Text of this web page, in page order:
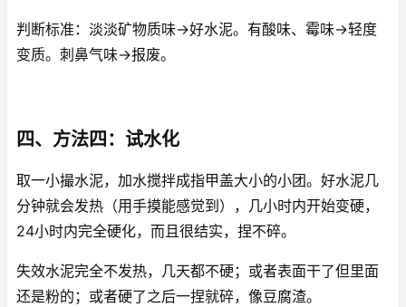
判断标准：淡淡矿物质味→好水泥。有酸味、霉味→轻度
变质。刺鼻气味→报废。
四、方法四：试水化
取一小撮水泥，加水搅拌成指甲盖大小的小团。好水泥几
分钟就会发热（用手摸能感觉到），几小时内开始变硬，
24小时内完全硬化，而且很结实，捏不碎。
失效水泥完全不发热，几天都不硬；或者表面干了但里面
还是粉的；或者硬了之后一捏就碎，像豆腐渣。